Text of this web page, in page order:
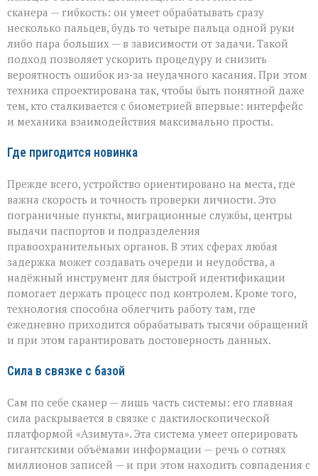
сканера — гибкость: он умеет обрабатывать сразу
несколько пальцев, будь то четыре пальца одной руки
либо пара больших — в зависимости от задачи. Такой
подход позволяет ускорить процедуру и снизить
вероятность ошибок из‑за неудачного касания. При этом
техника спроектирована так, чтобы быть понятной даже
тем, кто сталкивается с биометрией впервые: интерфейс
и механика взаимодействия максимально просты.
Где пригодится новинка
Прежде всего, устройство ориентировано на места, где
важна скорость и точность проверки личности. Это
пограничные пункты, миграционные службы, центры
выдачи паспортов и подразделения
правоохранительных органов. В этих сферах любая
задержка может создавать очереди и неудобства, а
надёжный инструмент для быстрой идентификации
помогает держать процесс под контролем. Кроме того,
технология способна облегчить работу там, где
ежедневно приходится обрабатывать тысячи обращений
и при этом гарантировать достоверность данных.
Сила в связке с базой
Сам по себе сканер — лишь часть системы: его главная
сила раскрывается в связке с дактилоскопической
платформой «Азимута». Эта система умеет оперировать
гигантскими объёмами информации — речь о сотнях
миллионов записей — и при этом находить совпадения с